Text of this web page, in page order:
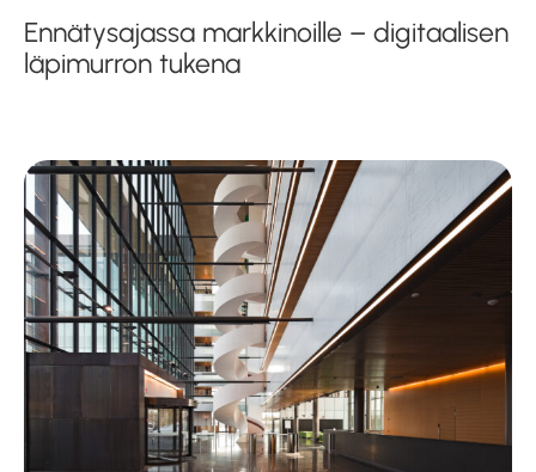
Ennätysajassa markkinoille – digitaalisen
läpimurron tukena